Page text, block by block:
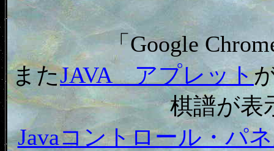
「Google
またJAVA アプレット
棋譜が表
Javaコントロール・パ